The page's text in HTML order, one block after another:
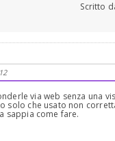
Scritto
via web senza una
solo che usato non
sappia come fare.